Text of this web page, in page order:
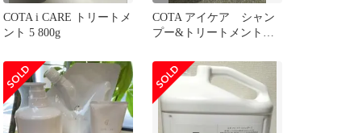
COTA i CARE トリートメ
ント 5 800g
COTA アイケア シャン
プー&トリートメント 5